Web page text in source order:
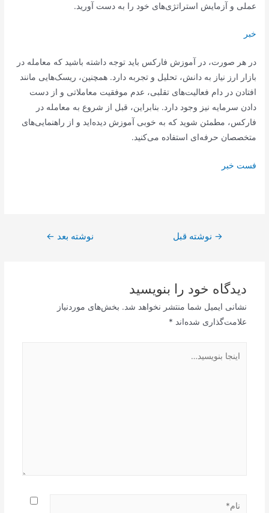
عملی و آزمایش استراتژی‌های خود را به دست آورید.
خبر
در هر صورت، در آموزش فارکس باید توجه داشته باشید که معامله در
بازار ارز نیاز به دانش، تحلیل و تجربه دارد. همچنین، ریسک‌هایی مانند
افتادن در دام فعالیت‌های تقلبی، عدم موفقیت معاملاتی و از دست
دادن سرمایه نیز وجود دارد. بنابراین، قبل از شروع به معامله در
فارکس، مطمئن شوید که به خوبی آموزش دیده‌اید و از راهنمایی‌های
متخصصان حرفه‌ای استفاده می‌کنید.
فست خبر
راهبری→ نوشته قبل نوشته بعد ←
دیدگاه‌ خود را بنویسید
نشانی ایمیل شما منتشر نخواهد شد. بخش‌های موردنیاز
علامت‌گذاری شده‌اند *
بنویسید…
نام*